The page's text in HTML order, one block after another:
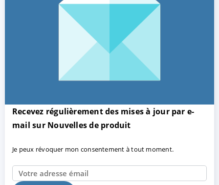
Recevez régulièrement des mises à jour par e-
mail sur Nouvelles de produit
Je peux révoquer mon consentement à tout moment.
PARAMETRER
Mentions légales Protection des données